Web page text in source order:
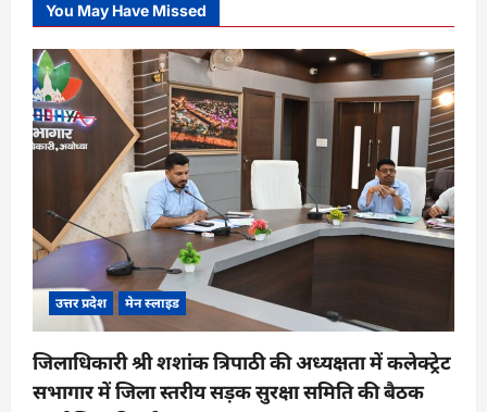
You May Have Missed
उत्तर प्रदेश मेन स्लाइड
जिलाधिकारी श्री शशांक त्रिपाठी की अध्यक्षता में कलेक्ट्रेट
सभागार में जिला स्तरीय सड़क सुरक्षा समिति की बैठक